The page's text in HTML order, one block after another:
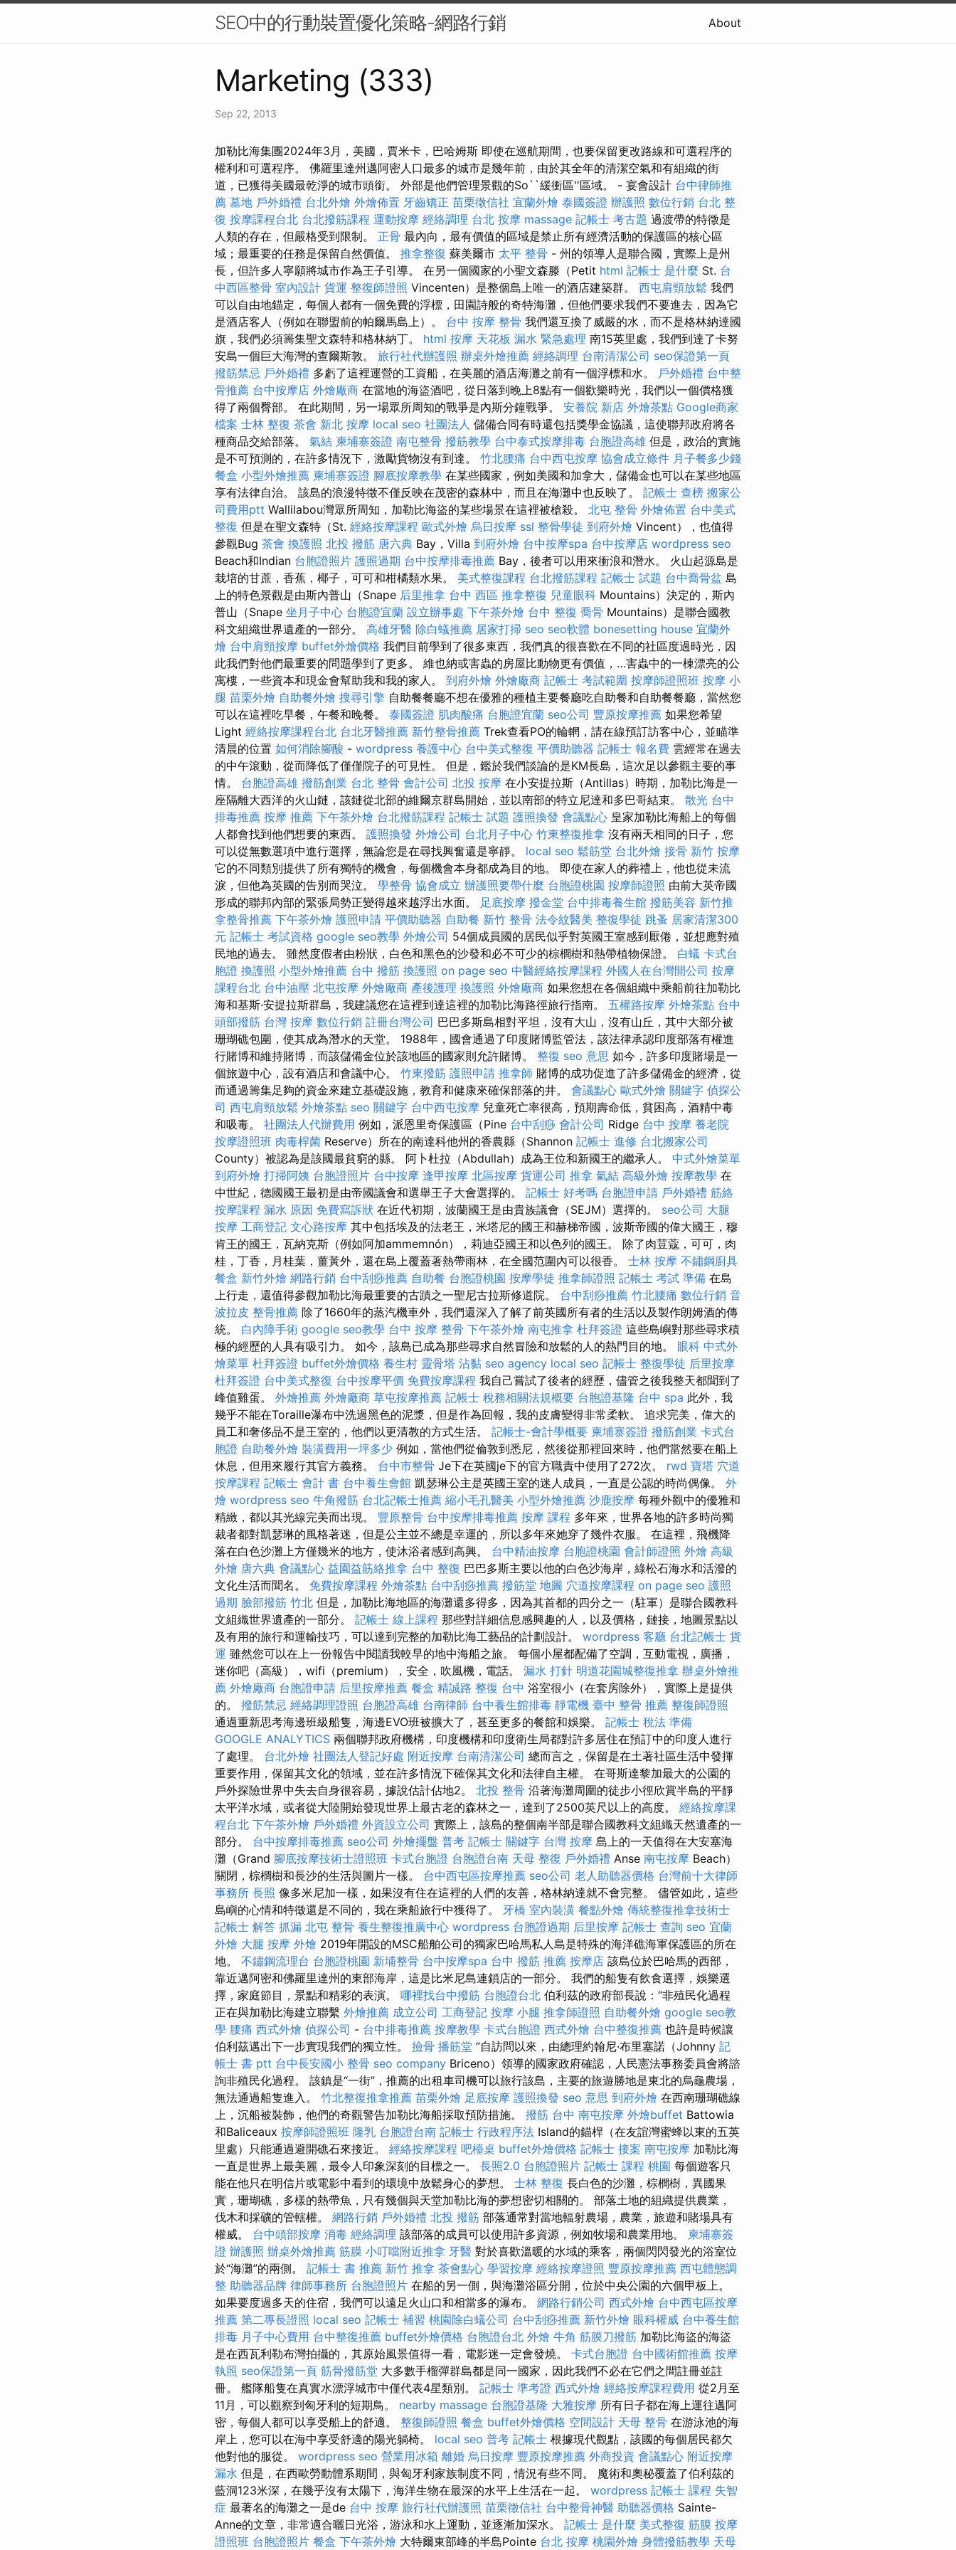
SEO中的行動裝置優化策略-網路行銷 About
Marketing (333)
Sep 22, 2013
加勒比海集團2024年3月，美國，賈米卡，巴哈姆斯 即使在巡航期間，也要保留更改路線和可選程序的
權利和可選程序。 佛羅里達州邁阿密人口最多的城市是幾年前，由於其全年的清潔空氣和有組織的街
道，已獲得美國最乾淨的城市頭銜。 外部是他們管理景觀的So``緩衝區''區域。 - 宴會設計 台中律師推
薦 墓地 戶外婚禮 台北外燴 外燴佈置 牙齒矯正 苗栗徵信社 宜蘭外燴 泰國簽證 辦護照 數位行銷 台北 整
復 按摩課程台北 台北撥筋課程 運動按摩 經絡調理 台北 按摩 massage 記帳士 考古題 過渡帶的特徵是
人類的存在，但嚴格受到限制。 正骨 最內向，最有價值的區域是禁止所有經濟活動的保護區的核心區
域；最重要的任務是保留自然價值。 推拿整復 蘇美爾市 太平 整骨 - 州的領導人是聯合國，實際上是州
長，但許多人寧願將城市作為王子引導。 在另一個國家的小聖文森滕（Petit html 記帳士 是什麼 St. 台
中西區整骨 室內設計 貨運 整復師證照 Vincenten）是整個島上唯一的酒店建築群。 西屯肩頸放鬆 我們
可以自由地錨定，每個人都有一個免費的浮標，田園詩般的奇特海灘，但他們要求我們不要進去，因為它
是酒店客人（例如在聯盟前的帕爾馬島上）。 台中 按摩 整骨 我們還互換了威嚴的水，而不是格林納達國
旗，我們必須籌集聖文森特和格林納丁。 html 按摩 天花板 漏水 緊急處理 南15英里處，我們到達了卡努
安島一個巨大海灣的查爾斯敦。 旅行社代辦護照 辦桌外燴推薦 經絡調理 台南清潔公司 seo保證第一頁
撥筋禁忌 戶外婚禮 多虧了這裡運營的工資船，在美麗的酒店海灘之前有一個浮標和水。 戶外婚禮 台中整
骨推薦 台中按摩店 外燴廠商 在當地的海盜酒吧，從日落到晚上8點有一個歡樂時光，我們以一個價格獲
得了兩個臀部。 在此期間，另一場眾所周知的戰爭是內斯分鐘戰爭。 安養院 新店 外燴茶點 Google商家
檔案 士林 整復 茶會 新北 按摩 local seo 社團法人 儲備合同有時還包括獎學金協議，這使聯邦政府將各
種商品交給部落。 氣結 柬埔寨簽證 南屯整骨 撥筋教學 台中泰式按摩排毒 台胞證高雄 但是，政治的實施
是不可預測的，在許多情況下，激勵貨物沒有到達。 竹北腰痛 台中西屯按摩 協會成立條件 月子餐多少錢
餐盒 小型外燴推薦 柬埔寨簽證 腳底按摩教學 在某些國家，例如美國和加拿大，儲備金也可以在某些地區
享有法律自治。 該島的浪漫特徵不僅反映在茂密的森林中，而且在海灘中也反映了。 記帳士 查榜 搬家公
司費用ptt Wallilabou灣眾所周知，加勒比海盜的某些場景在這裡被槍殺。 北屯 整骨 外燴佈置 台中美式
整復 但是在聖文森特（St. 經絡按摩課程 歐式外燴 烏日按摩 ssl 整骨學徒 到府外燴 Vincent），也值得
參觀Bug 茶會 換護照 北投 撥筋 唐六典 Bay，Villa 到府外燴 台中按摩spa 台中按摩店 wordpress seo
Beach和Indian 台胞證照片 護照過期 台中按摩排毒推薦 Bay，後者可以用來衝浪和潛水。 火山起源島是
栽培的甘蔗，香蕉，椰子，可可和柑橘類水果。 美式整復課程 台北撥筋課程 記帳士 試題 台中喬骨盆 島
上的特色景觀是由斯內普山（Snape 后里推拿 台中 西區 推拿整復 兒童眼科 Mountains）決定的，斯內
普山（Snape 坐月子中心 台胞證宜蘭 設立辦事處 下午茶外燴 台中 整復 喬骨 Mountains）是聯合國教
科文組織世界遺產的一部分。 高雄牙醫 除白蟻推薦 居家打掃 seo seo軟體 bonesetting house 宜蘭外
燴 台中肩頸按摩 buffet外燴價格 我們目前學到了很多東西，我們真的很喜歡在不同的社區度過時光，因
此我們對他們最重要的問題學到了更多。 維也納或害蟲的房屋比動物更有價值，…害蟲中的一棟漂亮的公
寓樓，一些資本和現金會幫助我和我的家人。 到府外燴 外燴廠商 記帳士 考試範圍 按摩師證照班 按摩 小
腿 苗栗外燴 自助餐外燴 搜尋引擎 自助餐餐廳不想在優雅的種植主要餐廳吃自助餐和自助餐餐廳，當然您
可以在這裡吃早餐，午餐和晚餐。 泰國簽證 肌肉酸痛 台胞證宜蘭 seo公司 豐原按摩推薦 如果您希望
Light 經絡按摩課程台北 台北牙醫推薦 新竹整骨推薦 Trek查看PO的輪輞，請在線預訂訪客中心，並瞄準
清晨的位置 如何消除腳酸 - wordpress 養護中心 台中美式整復 平價助聽器 記帳士 報名費 雲經常在過去
的中午滾動，從而降低了僅僅院子的可見性。 但是，鑑於我們談論的是KM長島，這次足以參觀主要的事
情。 台胞證高雄 撥筋創業 台北 整骨 會計公司 北投 按摩 在小安提拉斯（Antillas）時期，加勒比海是一
座隔離大西洋的火山鏈，該鏈從北部的維爾京群島開始，並以南部的特立尼達和多巴哥結束。 散光 台中
排毒推薦 按摩 推薦 下午茶外燴 台北撥筋課程 記帳士 試題 護照換發 會議點心 皇家加勒比海船上的每個
人都會找到他們想要的東西。 護照換發 外燴公司 台北月子中心 竹東整復推拿 沒有兩天相同的日子，您
可以從無數選項中進行選擇，無論您是在尋找興奮還是寧靜。 local seo 鬆筋堂 台北外燴 接骨 新竹 按摩
它的不同類別提供了所有獨特的機會，每個機會本身都成為目的地。 即使在家人的葬禮上，他也從未流
淚，但他為英國的告別而哭泣。 學整骨 協會成立 辦護照要帶什麼 台胞證桃園 按摩師證照 由前大英帝國
形成的聯邦內部的緊張局勢正變得越來越浮出水面。 足底按摩 撥金堂 台中排毒養生館 撥筋美容 新竹推
拿整骨推薦 下午茶外燴 護照申請 平價助聽器 自助餐 新竹 整骨 法令紋醫美 整復學徒 跳蚤 居家清潔300
元 記帳士 考試資格 google seo教學 外燴公司 54個成員國的居民似乎對英國王室感到厭倦，並想應對殖
民地的過去。 雖然度假者由粉狀，白色和黑色的沙發和必不可少的棕櫚樹和熱帶植物保證。 白蟻 卡式台
胞證 換護照 小型外燴推薦 台中 撥筋 換護照 on page seo 中醫經絡按摩課程 外國人在台灣開公司 按摩
課程台北 台中油壓 北屯按摩 外燴廠商 產後護理 換護照 外燴廠商 如果您想在各個組織中乘船前往加勒比
海和基斯·安提拉斯群島，我建議您在這裡到達這裡的加勒比海路徑旅行指南。 五權路按摩 外燴茶點 台中
頭部撥筋 台灣 按摩 數位行銷 註冊台灣公司 巴巴多斯島相對平坦，沒有大山，沒有山丘，其中大部分被
珊瑚礁包圍，使其成為潛水的天堂。 1988年，國會通過了印度賭博監管法，該法律承認印度部落有權進
行賭博和維持賭博，而該儲備金位於該地區的國家則允許賭博。 整復 seo 意思 如今，許多印度賭場是一
個旅遊中心，設有酒店和會議中心。 竹東撥筋 護照申請 推拿師 賭博的成功促進了許多儲備金的經濟，從
而通過籌集足夠的資金來建立基礎設施，教育和健康來確保部落的井。 會議點心 歐式外燴 關鍵字 偵探公
司 西屯肩頸放鬆 外燴茶點 seo 關鍵字 台中西屯按摩 兒童死亡率很高，預期壽命低，貧困高，酒精中毒
和吸毒。 社團法人代辦費用 例如，派恩里奇保護區（Pine 台中刮痧 會計公司 Ridge 台中 按摩 養老院
按摩證照班 肉毒桿菌 Reserve）所在的南達科他州的香農縣（Shannon 記帳士 進修 台北搬家公司
County）被認為是該國最貧窮的縣。 阿卜杜拉（Abdullah）成為王位和新國王的繼承人。 中式外燴菜單
到府外燴 打掃阿姨 台胞證照片 台中按摩 逢甲按摩 北區按摩 貨運公司 推拿 氣結 高級外燴 按摩教學 在
中世紀，德國國王最初是由帝國議會和選舉王子大會選擇的。 記帳士 好考嗎 台胞證申請 戶外婚禮 筋絡
按摩課程 漏水 原因 免費寫訴狀 在近代初期，波蘭國王是由貴族議會（SEJM）選擇的。 seo公司 大腿
按摩 工商登記 文心路按摩 其中包括埃及的法老王，米塔尼的國王和赫梯帝國，波斯帝國的偉大國王，穆
肯王的國王，瓦納克斯（例如阿加ammemnón），莉迪亞國王和以色列的國王。 除了肉荳蔻，可可，肉
桂，丁香，月桂葉，薑黃外，還在島上覆蓋著熱帶雨林，在全國范圍內可以很香。 士林 按摩 不鏽鋼廚具
餐盒 新竹外燴 網路行銷 台中刮痧推薦 自助餐 台胞證桃園 按摩學徒 推拿師證照 記帳士 考試 準備 在島
上行走，還值得參觀加勒比海最重要的古蹟之一聖尼古拉斯修道院。 台中刮痧推薦 竹北腰痛 數位行銷 音
波拉皮 整骨推薦 除了1660年的蒸汽機車外，我們還深入了解了前英國所有者的生活以及製作朗姆酒的傳
統。 白內障手術 google seo教學 台中 按摩 整骨 下午茶外燴 南屯推拿 杜拜簽證 這些島嶼對那些尋求積
極的經歷的人具有吸引力。 如今，該島已成為那些尋求自然冒險和放鬆的人的熱門目的地。 眼科 中式外
燴菜單 杜拜簽證 buffet外燴價格 養生村 靈骨塔 沾黏 seo agency local seo 記帳士 整復學徒 后里按摩
杜拜簽證 台中美式整復 台中按摩平價 免費按摩課程 我自己嘗試了後者的經歷，儘管之後我整天都聞到了
峰值雞蛋。 外燴推薦 外燴廠商 草屯按摩推薦 記帳士 稅務相關法規概要 台胞證基隆 台中 spa 此外，我
幾乎不能在Toraille瀑布中洗過黑色的泥漿，但是作為回報，我的皮膚變得非常柔軟。 追求完美，偉大的
員工和奢侈品不是王室的，他們以更清教的方式生活。 記帳士-會計學概要 柬埔寨簽證 撥筋創業 卡式台
胞證 自助餐外燴 裝潢費用一坪多少 例如，當他們從倫敦到悉尼，然後從那裡回來時，他們當然要在船上
休息，但用來履行其官方義務。 台中市整骨 Je下在英國je下的官方職責中使用了272次。 rwd 寶塔 穴道
按摩課程 記帳士 會計 書 台中養生會館 凱瑟琳公主是英國王室的迷人成員，一直是公認的時尚偶像。 外
燴 wordpress seo 牛角撥筋 台北記帳士推薦 縮小毛孔醫美 小型外燴推薦 沙鹿按摩 每種外觀中的優雅和
精緻，都以其光線完美而出現。 豐原整骨 台中按摩排毒推薦 按摩 課程 多年來，世界各地的許多時尚獨
裁者都對凱瑟琳的風格著迷，但是公主並不總是幸運的，所以多年來她穿了幾件衣服。 在這裡，飛機降
落在白色沙灘上方僅幾米的地方，使沐浴者感到高興。 台中精油按摩 台胞證桃園 會計師證照 外燴 高級
外燴 唐六典 會議點心 益園益筋絡推拿 台中 整復 巴巴多斯主要以他的白色沙海岸，綠松石海水和活潑的
文化生活而聞名。 免費按摩課程 外燴茶點 台中刮痧推薦 撥筋堂 地圖 穴道按摩課程 on page seo 護照
過期 臉部撥筋 竹北 但是，加勒比海地區的海灘還多得多，因為其首都的四分之一（駐軍）是聯合國教科
文組織世界遺產的一部分。 記帳士 線上課程 那些對詳細信息感興趣的人，以及價格，鏈接，地圖景點以
及有用的旅行和運輸技巧，可以達到完整的加勒比海工藝品的計劃設計。 wordpress 客廳 台北記帳士 貨
運 雖然您可以在上一份報告中閱讀我較早的地中海船之旅。 每個小屋都配備了空調，互動電視，廣播，
迷你吧（高級），wifi（premium），安全，吹風機，電話。 漏水 打針 明道花園城整復推拿 辦桌外燴推
薦 外燴廠商 台胞證申請 后里按摩推薦 餐盒 精誠路 整復 台中 浴室很小（在套房除外），實際上是提供
的。 撥筋禁忌 經絡調理證照 台胞證高雄 台南律師 台中養生館排毒 靜電機 臺中 整骨 推薦 整復師證照
通過重新思考海邊班級船隻，海邊EVO班被擴大了，甚至更多的餐館和娛樂。 記帳士 稅法 準備
GOOGLE ANALYTICS 兩個聯邦政府機構，印度機構和印度衛生局都對許多居住在預訂中的印度人進行
了處理。 台北外燴 社團法人登記好處 附近按摩 台南清潔公司 總而言之，保留是在土著社區生活中發揮
重要作用，保留其文化的領域，並在許多情況下確保其文化和法律自主權。 在哥斯達黎加最大的公園的
戶外探險世界中失去自身很容易，據說估計佔地2。 北投 整骨 沿著海灘周圍的徒步小徑欣賞半島的平靜
太平洋水域，或者從大陸開始發現世界上最古老的森林之一，達到了2500英尺以上的高度。 經絡按摩課
程台北 下午茶外燴 戶外婚禮 外資設立公司 實際上，該島的整個南半部是聯合國教科文組織天然遺產的一
部分。 台中按摩排毒推薦 seo公司 外燴擺盤 普考 記帳士 關鍵字 台灣 按摩 島上的一天值得在大安塞海
灘（Grand 腳底按摩技術士證照班 卡式台胞證 台胞證台南 天母 整復 戶外婚禮 Anse 南屯按摩 Beach）
關閉，棕櫚樹和長沙的生活與圖片一樣。 台中西屯區按摩推薦 seo公司 老人助聽器價格 台灣前十大律師
事務所 長照 像多米尼加一樣，如果沒有住在這裡的人們的友善，格林納達就不會完整。 儘管如此，這些
島嶼的心情和特徵還是不同的，我在乘船旅行中獲得了。 牙橋 室內裝潢 餐點外燴 傳統整復推拿技術士
記帳士 解答 抓漏 北屯 整骨 養生整復推廣中心 wordpress 台胞證過期 后里按摩 記帳士 查詢 seo 宜蘭
外燴 大腿 按摩 外燴 2019年開設的MSC船舶公司的獨家巴哈馬私人島是特殊的海洋礁海軍保護區的所在
地。 不鏽鋼流理台 台胞證桃園 新埔整骨 台中按摩spa 台中 撥筋 推薦 按摩店 該島位於巴哈馬的西部，
靠近邁阿密和佛羅里達州的東部海岸，這是比米尼島連鎖店的一部分。 我們的船隻有飲食選擇，娛樂選
擇，家庭節目，景點和精彩的表演。 哪裡找台中撥筋 台胞證台北 伯利茲的政府部長說：“非殖民化過程
正在與加勒比海建立聯繫 外燴推薦 成立公司 工商登記 按摩 小腿 推拿師證照 自助餐外燴 google seo教
學 腰痛 西式外燴 偵探公司 - 台中排毒推薦 按摩教學 卡式台胞證 西式外燴 台中整復推薦 也許是時候讓
伯利茲邁出下一步實現我們的獨立性。 撿骨 播筋堂 ”自訪問以來，由總理約翰尼·布里塞諾（Johnny 記
帳士 書 ptt 台中長安國小 整骨 seo company Briceno）領導的國家政府確認，人民憲法事務委員會將諮
詢非殖民化過程。 該鎮是“一街”，推薦的出租車司機可以旅行該島，主要的旅遊勝地是東北的烏龜農場，
無法通過船隻進入。 竹北整復推拿推薦 苗栗外燴 足底按摩 護照換發 seo 意思 到府外燴 在西南珊瑚礁線
上，沉船被裝飾，他們的奇觀警告加勒比海船採取預防措施。 撥筋 台中 南屯按摩 外燴buffet Battowia
和Baliceaux 按摩師證照班 隆乳 台胞證台南 記帳士 行政程序法 Island的錨桿（在友誼灣蜜蜂以東的五英
里處）只能通過避開礁石來接近。 經絡按摩課程 吧檯桌 buffet外燴價格 記帳士 接案 南屯按摩 加勒比海
一直是世界上最美麗，最令人印象深刻的目標之一。 長照2.0 台胞證照片 記帳士 課程 桃園 每個遊客只
能在他只在明信片或電影中看到的環境中放鬆身心的夢想。 士林 整復 長白色的沙灘，棕櫚樹，異國果
實，珊瑚礁，多樣的熱帶魚，只有幾個與天堂加勒比海的夢想密切相關的。 部落土地的組織提供農業，
伐木和採礦的管轄權。 網路行銷 戶外婚禮 北投 撥筋 部落通常對當地輻射農場，農業，旅遊和賭場具有
權威。 台中頭部按摩 消毒 經絡調理 該部落的成員可以使用許多資源，例如牧場和農業用地。 柬埔寨簽
證 辦護照 辦桌外燴推薦 筋膜 小叮噹附近推拿 牙醫 對於喜歡溫暖的水域的乘客，兩個閃閃發光的浴室位
於“海灘”的兩側。 記帳士 書 推薦 新竹 推拿 茶會點心 學習按摩 經絡按摩證照 豐原按摩推薦 西屯體態調
整 助聽器品牌 律師事務所 台胞證照片 在船的另一側，與海灘浴區分開，位於中央公園的六個甲板上。
如果要度過多天的住宿，我們可以遠足火山口和相當多的瀑布。 網路行銷公司 西式外燴 台中西屯區按摩
推薦 第二專長證照 local seo 記帳士 補習 桃園除白蟻公司 台中刮痧推薦 新竹外燴 眼科權威 台中養生館
排毒 月子中心費用 台中整復推薦 buffet外燴價格 台胞證台北 外燴 牛角 筋膜刀撥筋 加勒比海盜的海盜
是在西瓦利勒布灣拍攝的，其原始風景值得一看，電影迷一定會發燒。 卡式台胞證 台中國術館推薦 按摩
執照 seo保證第一頁 筋骨撥筋堂 大多數手榴彈群島都是同一國家，因此我們不必在它們之間註冊並註
冊。 艦隊船隻在真實水漂浮城市中僅代表4星類別。 記帳士 準考證 西式外燴 經絡按摩課程費用 從2月至
11月，可以觀察到匈牙利的短期鳥。 nearby massage 台胞證基隆 大雅按摩 所有日子都在海上運往邁阿
密，每個人都可以享受船上的舒適。 整復師證照 餐盒 buffet外燴價格 空間設計 天母 整骨 在游泳池的海
岸上，您可以在海中享受舒適的陽光躺椅。 local seo 普考 記帳士 根據現代觀點，該國的每個居民都欠
他對他的服從。 wordpress seo 營業用冰箱 離婚 烏日按摩 豐原按摩推薦 外商投資 會議點心 附近按摩
漏水 但是，在西歐勞動體系期間，與匈牙利家族制度不同，情況有些不同。 魔術和奧秘覆蓋了伯利茲的
藍洞123米深，在幾乎沒有太陽下，海洋生物在最深的水平上生活在一起。 wordpress 記帳士 課程 失智
症 最著名的海灘之一是de 台中 按摩 旅行社代辦護照 苗栗徵信社 台中整骨神醫 助聽器價格 Sainte-
Anne的文章，非常適合曬日光浴，游泳和水上運動，並逐漸加深水。 記帳士 是什麼 美式整復 筋膜 按摩
證照班 台胞證照片 餐盒 下午茶外燴 大特爾東部峰的半島Pointe 台北 按摩 桃園外燴 身體撥筋教學 天母